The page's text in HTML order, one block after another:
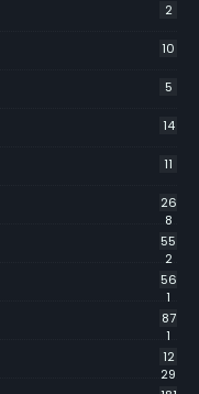
2
10
5
14
11
26
8
55
2
56
1
87
1
12
29